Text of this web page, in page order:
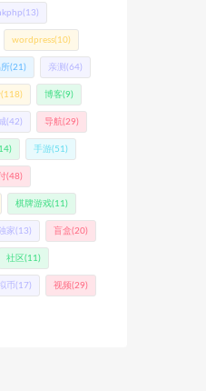
(13)
wordpress(10)
(21) 亲测 (64)
(118) 博客(9)
(42) 导航(29)
手游(51)
(48)
棋牌游戏(11)
家(13) 盲盒(20)
社区(11)
币(17) 视频(29)